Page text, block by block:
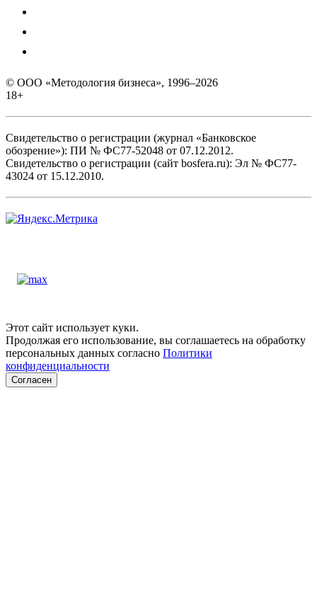
© ООО «Методология бизнеса», 1996–2026
18+
Свидетельство о регистрации (журнал «Банковское
обозрение»): ПИ № ФС77-52048 от 07.12.2012.
Свидетельство о регистрации (сайт bosfera.ru): Эл № ФС77-
43024 от 15.12.2010.
Этот сайт использует куки.
Продолжая его использование, вы соглашаетесь на обработку
персональных данных согласно Политики
конфиденциальности
Согласен